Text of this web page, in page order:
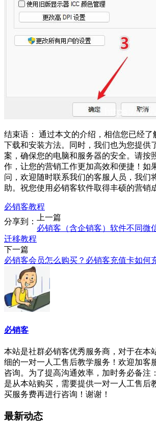
结束语： 通过本文的介绍，相信您已经了
下载和安装方法。同时，我们也为您提供
案，确保您的电脑和服务器的安全。请按
作，让您的营销工作更加高效和便捷！如
问，欢迎随时联系我们的客服人员，我们
助。祝您使用必销客软件取得丰硕的营销
必销客教程
分享到：
上一篇
必销客（含企销客）软件不同微
迁移教程
下一篇
必销客会员怎么购买？必销客充值卡如何
必销客
本站是社群必销客优秀服务商，对于在本
细的一对一人工售后教学服务！欢迎加客
咨询。为了提高沟通效率，加时务必备注
是从本站购买，需要提供一对一人工售后
买服务费再进行咨询！谢谢！
最新动态